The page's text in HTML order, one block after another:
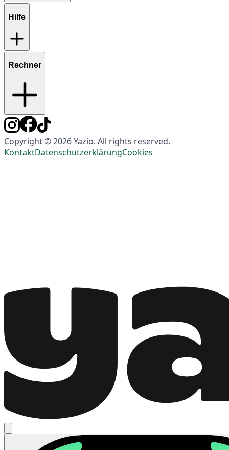
Hilfe
Rechner
Copyright © 2026 Yazio. All rights reserved.
KontaktDatenschutzerklärungCookies